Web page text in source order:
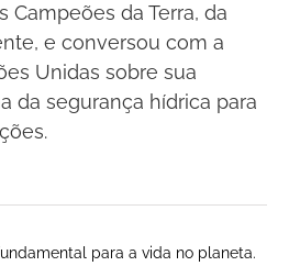
Campeões da Terra, da
e conversou com a
Unidas sobre sua
da segurança hídrica para
para a vida no planeta.